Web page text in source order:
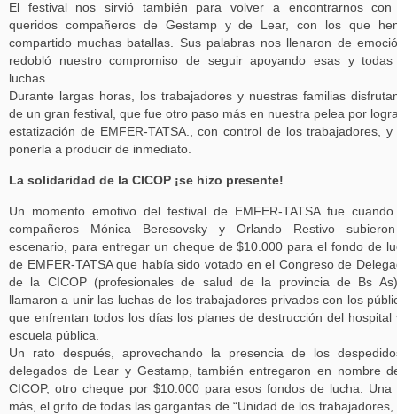
El festival nos sirvió también para volver a encontrarnos con
queridos compañeros de Gestamp y de Lear, con los que
compartido muchas batallas. Sus palabras nos llenaron de
redobló nuestro compromiso de seguir apoyando esas y
luchas.
Durante largas horas, los trabajadores y nuestras familias
de un gran festival, que fue otro paso más en nuestra pelea por
estatización de EMFER-TATSA., con control de los trabajadores, y
ponerla a producir de inmediato.
La solidaridad de la CICOP ¡se hizo presente!
Un momento emotivo del festival de EMFER-TATSA fue
compañeros Mónica Beresovsky y Orlando Restivo
escenario, para entregar un cheque de $10.000 para el fondo de
de EMFER-TATSA que había sido votado en el Congreso de
de la CICOP (profesionales de salud de la provincia de Bs
llamaron a unir las luchas de los trabajadores privados con los
que enfrentan todos los días los planes de destrucción del hospital
escuela pública.
Un rato después, aprovechando la presencia de los
delegados de Lear y Gestamp, también entregaron en nombre
CICOP, otro cheque por $10.000 para esos fondos de lucha. Una
más, el grito de todas las gargantas de “Unidad de los trabajadores,